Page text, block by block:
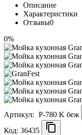
Описание
Характеристики
Отзывы0
0%
Артикул: P-780 K беж
Код: 36435